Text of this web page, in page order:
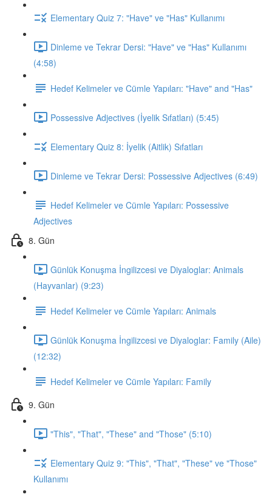
Elementary Quiz 7: "Have" ve "Has" Kullanımı
Dinleme ve Tekrar Dersi: "Have" ve "Has" Kullanımı
(4:58)
Hedef Kelimeler ve Cümle Yapıları: "Have" and "Has"
Possessive Adjectives (İyelik Sıfatları) (5:45)
Elementary Quiz 8: İyelik (Aitlik) Sıfatları
Dinleme ve Tekrar Dersi: Possessive Adjectives (6:49)
Hedef Kelimeler ve Cümle Yapıları: Possessive
Adjectives
8. Gün
Günlük Konuşma İngilizcesi ve Diyaloglar: Animals
(Hayvanlar) (9:23)
Hedef Kelimeler ve Cümle Yapıları: Animals
Günlük Konuşma İngilizcesi ve Diyaloglar: Family (Aile)
(12:32)
Hedef Kelimeler ve Cümle Yapıları: Family
9. Gün
"This", "That", "These" and "Those" (5:10)
Elementary Quiz 9: "This", "That", "These" ve "Those"
Kullanımı